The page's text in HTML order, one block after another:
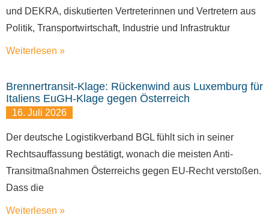
und DEKRA, diskutierten Vertreterinnen und Vertretern aus
Politik, Transportwirtschaft, Industrie und Infrastruktur
Weiterlesen »
Brennertransit-Klage: Rückenwind aus Luxemburg für
Italiens EuGH-Klage gegen Österreich
16. Juli 2026
Der deutsche Logistikverband BGL fühlt sich in seiner
Rechtsauffassung bestätigt, wonach die meisten Anti-
Transitmaßnahmen Österreichs gegen EU-Recht verstoßen.
Dass die
Weiterlesen »